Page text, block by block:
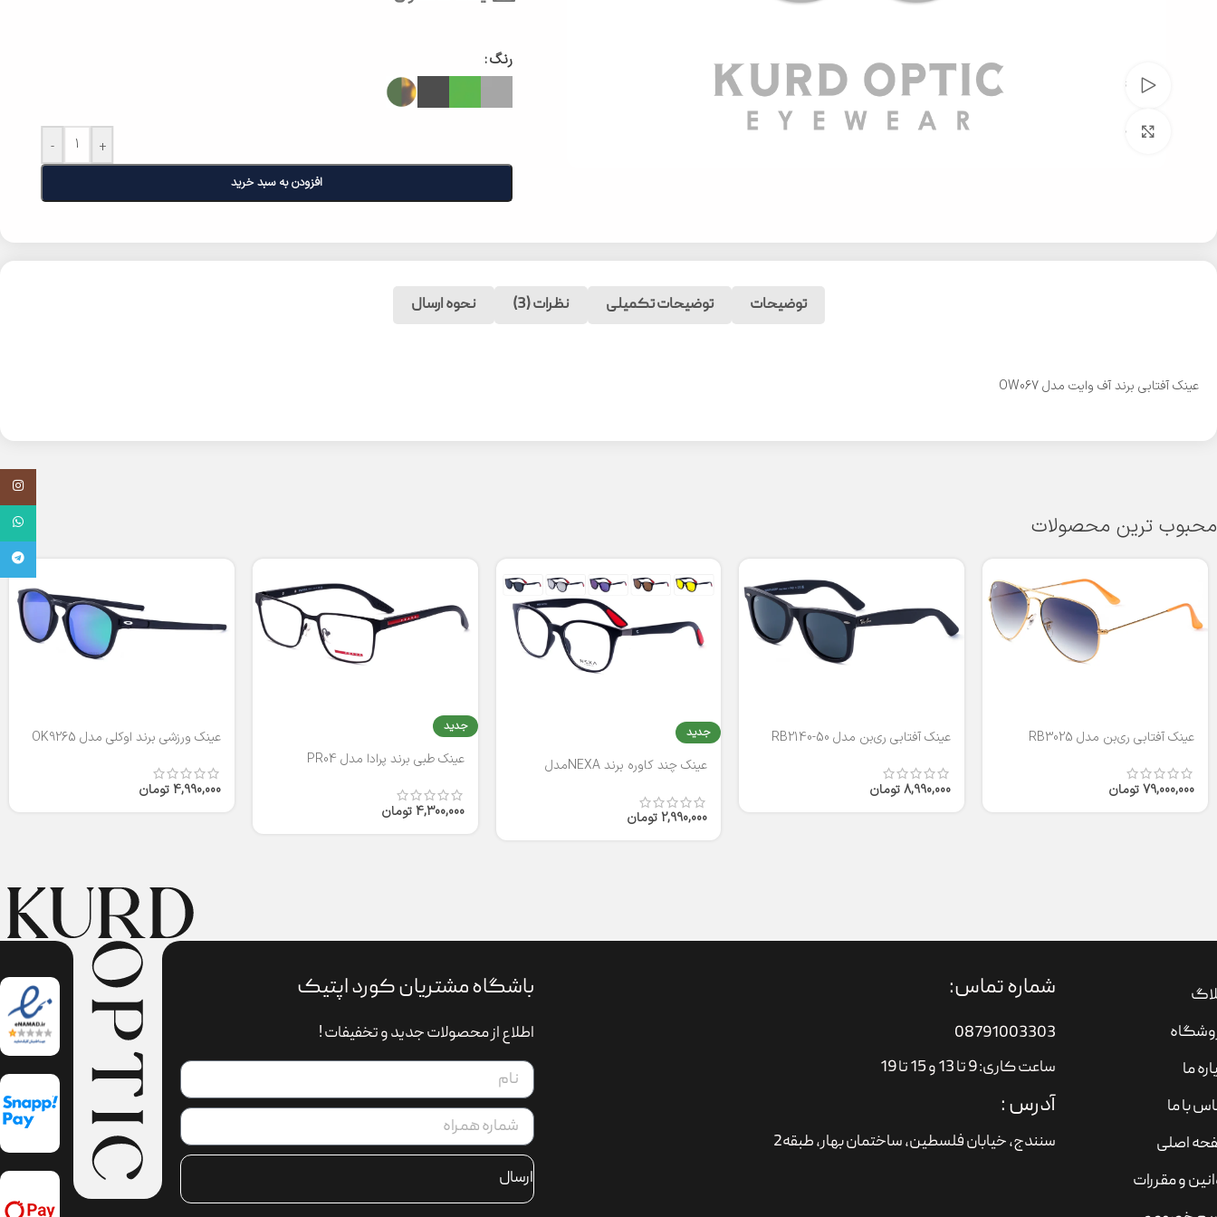
رنگ
- +
افزودن به سبد خرید
توضیحات توضیحات تکمیلی نظرات (3) نحوه ارسال
عینک آفتابی برند آف وایت مدل OW067
محبوب ترین محصولات
عینک آفتابی ری‌بن مدل RB3025
79,000,000تومان
عینک آفتابی ری‌بن مدل RB2140-50
8,990,000 تومان
جدید
عینک چند کاوره برند NEXAمدل
2,990,000 تومان
جدید
عینک طبی برند پرادا مدل PR04
4,300,000 تومان
عینک ورزشی برند اوکلی مدل OK9265
4,990,000 تومان
ما
با ما
اصلی
و مقررات
شماره تماس:
08791003303
ساعت کاری: 9 تا 13 و 15 تا 19
آدرس :
سنندج، خیابان فلسطین،‌ ساختمان بهار، طبقه2
باشگاه مشتریان کورد اپتیک
اطلاع از محصولات جدید و تخفیفات !
ارسال
واتساپ
تلگرام